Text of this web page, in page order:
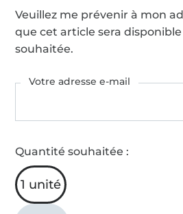
Veuillez me prévenir à mon
que cet article sera
souhaitée.
Votre adresse e-mail
Quantité souhaitée :
1 unité